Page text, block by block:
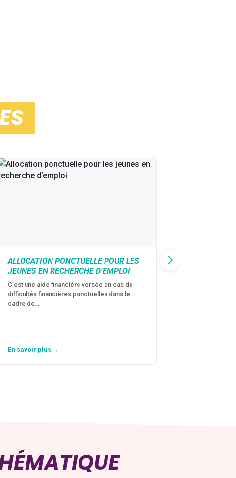
ALLOCATION PONCTUELLE POUR LES
JEUNES EN RECHERCHE D’EMPLOI
C’est une aide financière versée en cas de
difficultés financières ponctuelles dans le
cadre de…
En savoir plus →